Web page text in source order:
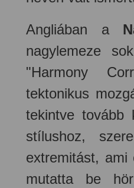
Angliában a
nagylemeze
"Harmony
tektonikus
tekintve tovább
stílushoz,
extremitást, ami
mutatta be